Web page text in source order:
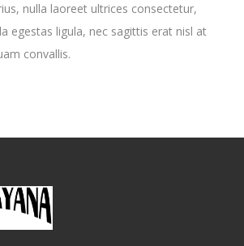
nulla laoreet ultrices consectetur,
egestas ligula, nec sagittis erat nisl at
convallis.